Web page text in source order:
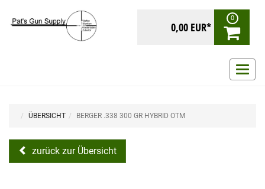
0,00 EUR*
0
ein-/
ÜBERSICHT BERGER .338 300 GR HYBRID OTM
zurück zur Übersicht